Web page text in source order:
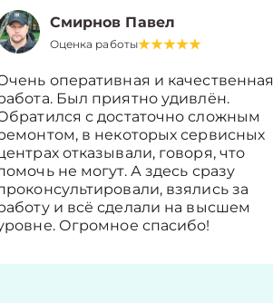
Смирнов Павел
Оценка работы
оперативная и качественная
Был приятно удивлён.
с достаточно сложным
в некоторых сервисных
отказывали, говоря, что
не могут. А здесь сразу
взялись за
и всё сделали на высшем
Огромное спасибо!